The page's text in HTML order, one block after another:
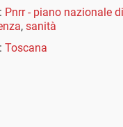
Pnrr - piano nazionale
, sanità
Toscana